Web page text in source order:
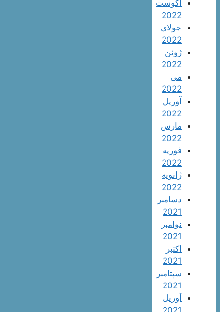
آگوست
2022
جولای
2022
ژوئن
2022
می
2022
آوریل
2022
مارس
2022
فوریه
2022
ژانویه
2022
دسامبر
2021
نوامبر
2021
اکتبر
2021
سپتامبر
2021
آوریل
2021